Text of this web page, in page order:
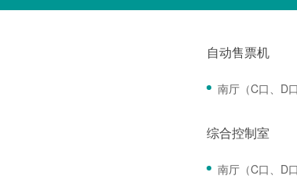
自动售票机
南厅（C口、D
综合控制室
南厅（C口、D